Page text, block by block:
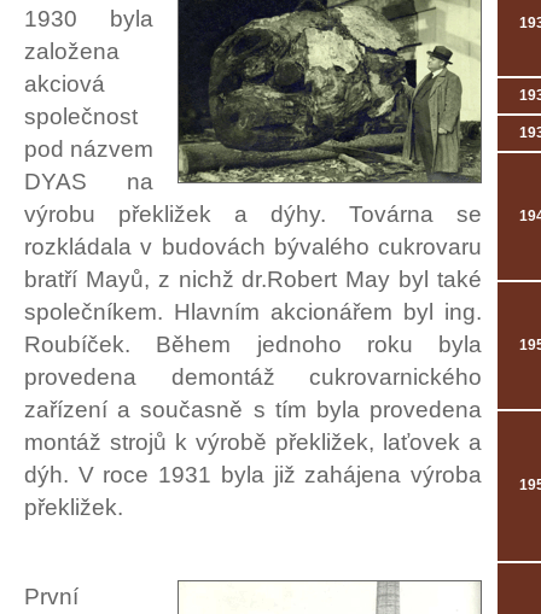
1930 byla
založena
akciová
společnost
pod názvem
DYAS na
výrobu překližek a dýhy. Továrna se
rozkládala v budovách bývalého cukrovaru
bratří Mayů, z nichž dr.Robert May byl také
společníkem. Hlavním akcionářem byl ing.
Roubíček. Během jednoho roku byla
provedena demontáž cukrovarnického
zařízení a současně s tím byla provedena
montáž strojů k výrobě překližek, laťovek a
dýh. V roce 1931 byla již zahájena výroba
překližek.
První